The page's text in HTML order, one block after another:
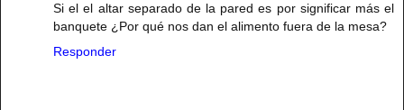
Si el el altar separado de la pared es por significar más el
banquete ¿Por qué nos dan el alimento fuera de la mesa?
Responder